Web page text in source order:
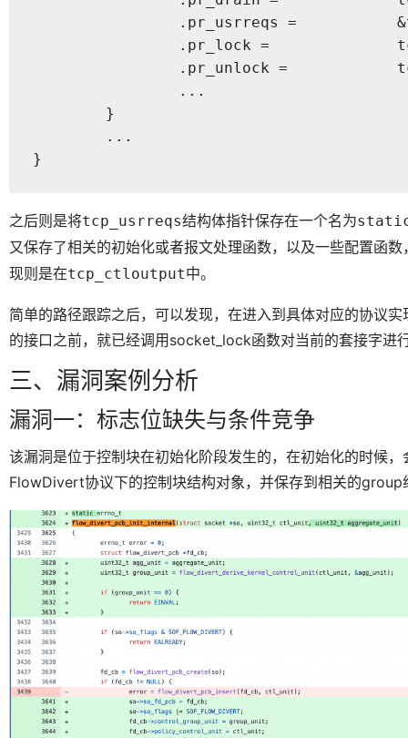
}
之后则是将tcp_usrreqs结构体指针保存在一个名为
又保存了相关的初始化或者报文处理函数，以及一些配置函数
现则是在tcp_ctloutput中。
简单的路径跟踪之后，可以发现，在进入到具体对应的协议
的接口之前，就已经调用socket_lock函数对当前的套接字进
三、漏洞案例分析
漏洞一：标志位缺失与条件竞争
该漏洞是位于控制块在初始化阶段发生的，在初始化的时候
FlowDivert协议下的控制块结构对象，并保存到相关的group